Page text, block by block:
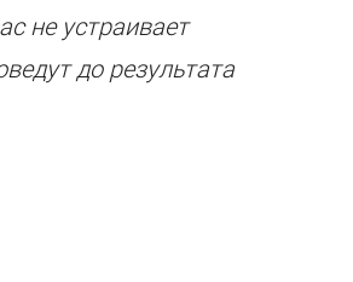
не устраивает
до результата